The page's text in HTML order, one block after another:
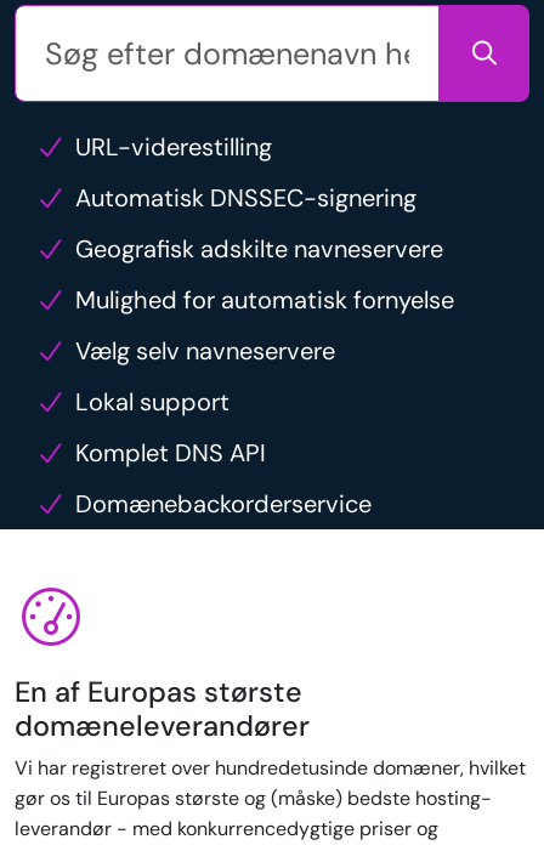
URL-viderestilling
Automatisk DNSSEC-signering
Geografisk adskilte navneservere
Mulighed for automatisk fornyelse
Vælg selv navneservere
Lokal support
Komplet DNS API
Domænebackorderservice
En af Europas største
domæneleverandører
Vi har registreret over hundredetusinde domæner, hvilket
gør os til Europas største og (måske) bedste hosting-
leverandør - med konkurrencedygtige priser og